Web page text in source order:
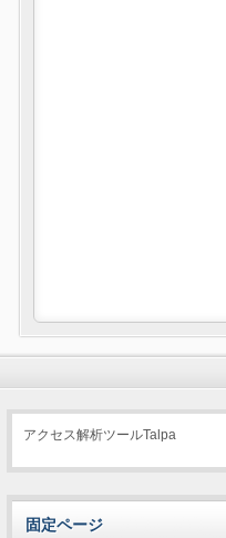
アクセス解析ツールTalpa
固定ページ